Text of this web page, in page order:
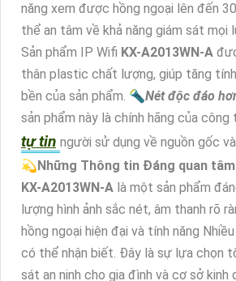
năng xem được hồng ngoại lên đến
thể an tâm về khả năng giám sát mọi
Sản phẩm IP Wifi KX-A2013WN-A
thân plastic chất lượng, giúp tăng
bền của sản phẩm. 🔦Nét độc đáo
sản phẩm này là chính hãng của công
tự tin người sử dụng về nguồn gốc
💫 Những Thông tin Đáng quan tâm
KX-A2013WN-A là một sản phẩm
lượng hình ảnh sắc nét, âm thanh rõ
hồng ngoại hiện đại và tính năng
có thể nhận biết. Đây là sự lựa chọn
sát an ninh cho gia đình và cơ sở kinh